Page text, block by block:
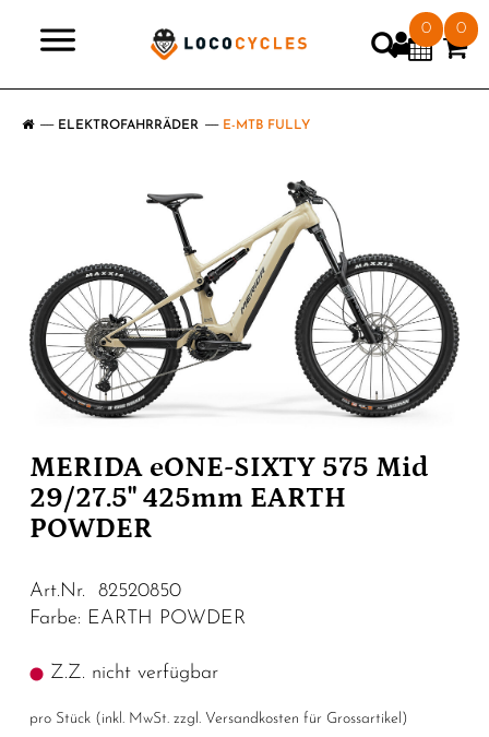
0 0
ELEKTROFAHRRÄDER E-MTB FULLY
MERIDA eONE-SIXTY 575 Mid
29/27.5" 425mm EARTH
POWDER
Art.Nr. 82520850
Farbe: EARTH POWDER
Z.Z. nicht verfügbar
pro Stück (inkl. MwSt. zzgl. Versandkosten für Grossartikel )